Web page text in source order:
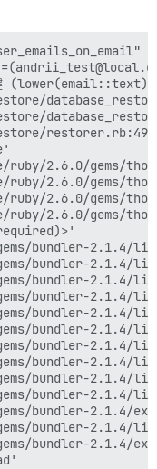
键
ruby/2.6.0/gems/
ruby/2.6.0/gems/
ruby/2.6.0/
ruby/2.6.0/
bundler-2.1.4/
bundler-2.1.4/
bundler-2.1.4/
bundler-2.1.4/
bundler-2.1.4/
bundler-2.1.4/
bundler-2.1.4/
bundler-2.1.4/
bundler-
bundler-
bundler-2.1.4/
bundler-2.1.4/
bundler-2.1.4/